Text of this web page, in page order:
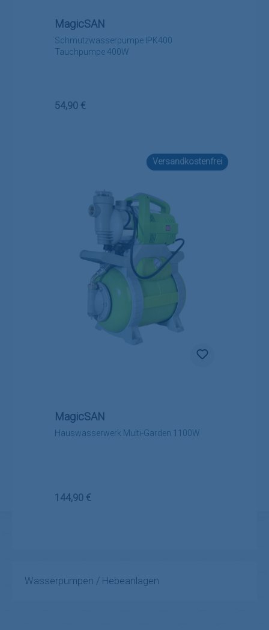
Schmutzwasserpumpe IPK400
Tauchpumpe 400W
MagicSAN
Regulärer Preis:
54,90 €
Versandkostenfrei
Hauswasserwerk Multi-Garden 1100W
MagicSAN
Regulärer Preis:
144,90 €
Wasserpumpen / Hebeanlagen